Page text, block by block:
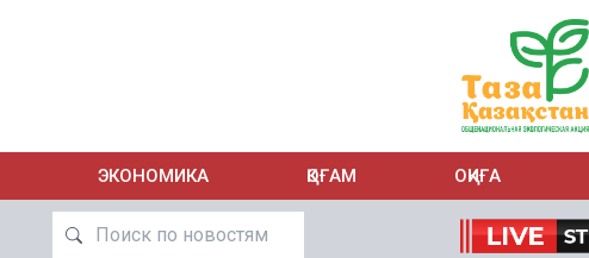
ЭКОНОМИКА ҚОҒАМ ОҚИҒА